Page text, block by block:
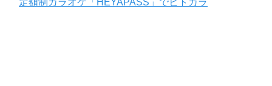
定額制カラオケ「HEYAPASS」でヒトカラ